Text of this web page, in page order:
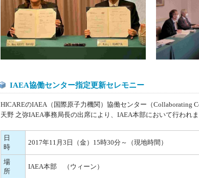
IAEA協働センター指定更新セレモニー
HICAREのIAEA（国際原子力機関）協働センター（Collaborating
天野 之弥IAEA事務局長の出席により、IAEA本部において行われま
日
時
2017年11月3日（金）15時30分～（現地時間）
場
所
IAEA本部 （ウィーン）